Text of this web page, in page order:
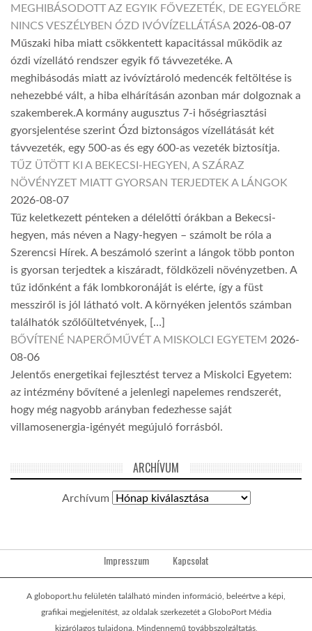
MEGHIBÁSODOTT AZ EGYIK FŐVEZETÉK, DE EGYELŐRE
NINCS VESZÉLYBEN ÓZD IVÓVÍZELLÁTÁSA 2026-08-07
Műszaki hiba miatt csökkentett kapacitással működik az
ózdi vízellátó rendszer egyik fő távvezetéke. A
meghibásodás miatt az ivóvíztároló medencék feltöltése is
nehezebbé vált, a hiba elhárításán azonban már dolgoznak a
szakemberek.A kormány augusztus 7-i hőségriasztási
gyorsjelentése szerint Ózd biztonságos vízellátását két
távvezeték, egy 500-as és egy 600-as vezeték biztosítja.
TŰZ ÜTÖTT KI A BEKECSI-HEGYEN, A SZÁRAZ
NÖVÉNYZET MIATT GYORSAN TERJEDTEK A LÁNGOK
2026-08-07
Tűz keletkezett pénteken a délelőtti órákban a Bekecsi-
hegyen, más néven a Nagy-hegyen – számolt be róla a
Szerencsi Hírek. A beszámoló szerint a lángok több ponton
is gyorsan terjedtek a kiszáradt, földközeli növényzetben. A
tűz időnként a fák lombkoronáját is elérte, így a füst
messziről is jól látható volt. A környéken jelentős számban
találhatók szőlőültetvények, […]
BŐVÍTENÉ NAPERŐMŰVÉT A MISKOLCI EGYETEM 2026-
08-06
Jelentős energetikai fejlesztést tervez a Miskolci Egyetem:
az intézmény bővítené a jelenlegi napelemes rendszerét,
hogy még nagyobb arányban fedezhesse saját
villamosenergia-igényét megújuló forrásból.
ARCHÍVUM
Archívum
Impresszum Kapcsolat
A globoport.hu felületén található minden információ, beleértve a képi,
grafikai megjelenítést, az oldalak szerkezetét a GloboPort Média
kizárólagos tulajdona. Mindennemű továbbszolgáltatás,